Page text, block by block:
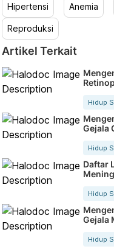
Hipertensi Anemia
Reproduksi
Artikel Terkait
Hidup
Gejala
Hidup
Daftar
Hidup
Gejala
Hidup